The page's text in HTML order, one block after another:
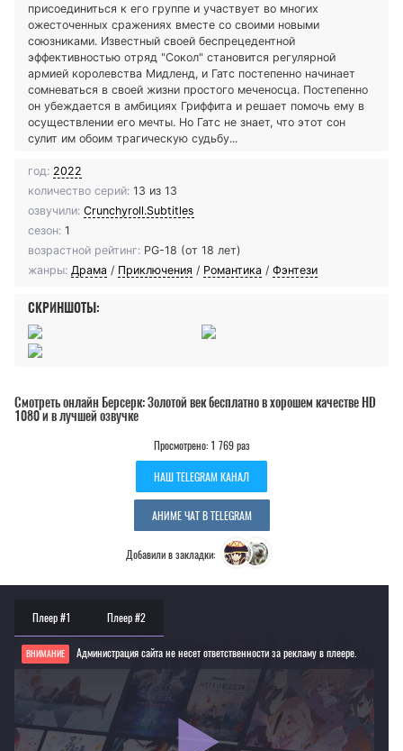
присоединиться к его группе и участвует во многих
ожесточенных сражениях вместе со своими новыми
союзниками. Известный своей беспрецедентной
эффективностью отряд "Сокол" становится регулярной
армией королевства Мидленд, и Гатс постепенно начинает
сомневаться в своей жизни простого меченосца. Постепенно
он убеждается в амбициях Гриффита и решает помочь ему в
осуществлении его мечты. Но Гатс не знает, что этот сон
сулит им обоим трагическую судьбу...
год: 2022
количество серий: 13 из 13
озвучили: Crunchyroll.Subtitles
сезон: 1
возрастной рейтинг: PG-18 (от 18 лет)
жанры: Драма / Приключения / Романтика / Фэнтези
СКРИНШОТЫ:
Смотреть онлайн Берсерк: Золотой век бесплатно в хорошем качестве HD
1080 и в лучшей озвучке
Просмотрено: 1 769 раз
НАШ TELEGRAM КАНАЛ
АНИМЕ ЧАТ В TELEGRAM
Добавили в закладки:
Плеер #1 Плеер #2
ВНИМАНИЕ Администрация сайта не несет ответственности за рекламу в плеере.
Если видео не работает, обновите страницу или выберите другой плеер!
Для просмотра некоторых аниме необходимо установить VPN
Текущее воспроизведение：Берсерк: Золотой век